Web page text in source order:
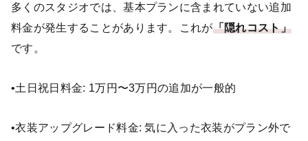
多くのスタジオでは、基本プランに含まれていない追加
料金が発生することがあります。これが「隠れコスト」
です。
•土日祝日料金: 1万円〜3万円の追加が一般的
•衣装アップグレード料金: 気に入った衣装がプラン外で